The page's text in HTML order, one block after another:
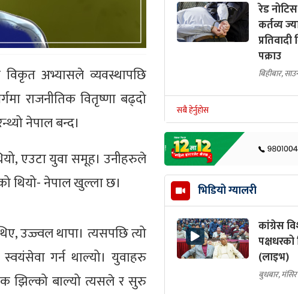
विकृत अभ्यासले व्यवस्थापछि
राजनीतिक वितृष्णा बढ्दो
नेपाल बन्द।
एउटा युवा समूह। उनीहरुले
थियो- नेपाल खुल्ला छ।
उज्ज्वल थापा। त्यसपछि त्यो
गर्न थाल्यो। युवाहरु
झिल्को बाल्यो त्यसले र सुरु
रेड
कर्तव्य
पक्राउ
बिहीबार,
सबै हेर्नुहोस
भिडियो ग्यालरी
कांग्रेस
(लाइभ)
बुधबार,